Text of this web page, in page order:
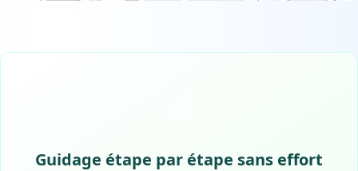
Guidage étape par étape sans effort